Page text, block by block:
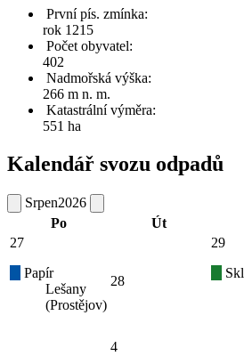
První pís. zmínka:
rok 1215
Počet obyvatel:
402
Nadmořská výška:
266 m n. m.
Katastrální výměra:
551 ha
Kalendář svozu odpadů
Srpen2026
Po
Út
27
Papír
Lešany
(Prostějov)
28
29
4